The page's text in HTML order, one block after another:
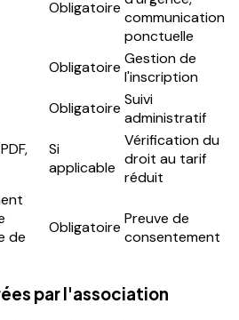
Obligatoire
communication
ponctuelle
Obligatoire Gestion de
l'inscription
Obligatoire Suivi
administratif
Si
applicable
Vérification du
droit au tarif
réduit
de
Obligatoire Preuve de
consentement
par l'association